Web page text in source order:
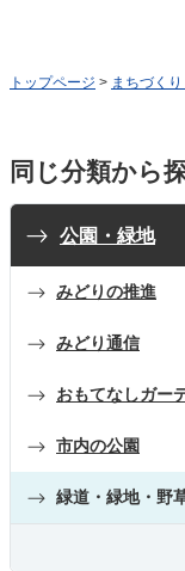
トップページ > まちづく
同じ分類から
公園・緑地
みどりの推進
みどり通信
おもてなしガー
市内の公園
緑道・緑地・野